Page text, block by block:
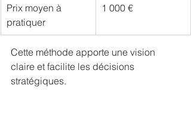
Prix moyen à
pratiquer
1 000 €
Cette méthode apporte une vision
claire et facilite les décisions
stratégiques.